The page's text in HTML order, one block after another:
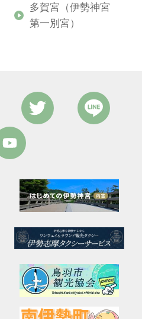
多賀宮（伊勢神宮
第一別宮）